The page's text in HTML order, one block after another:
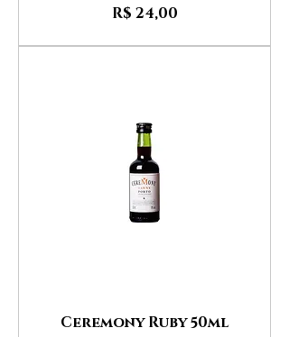
Preço
R$ 24,00
Ceremony Ruby 50ml